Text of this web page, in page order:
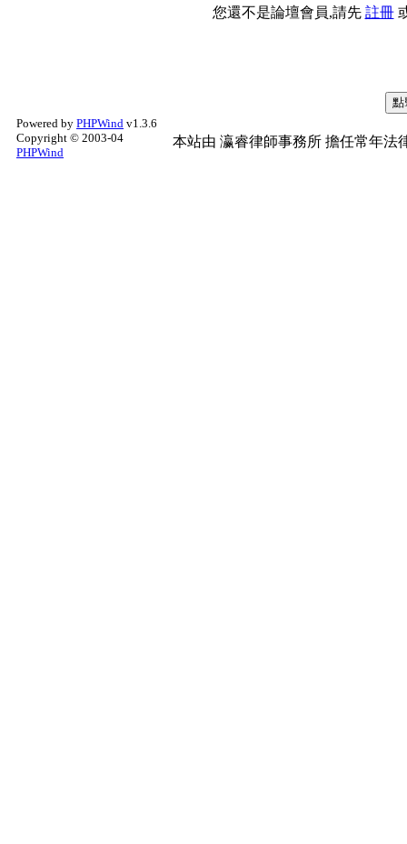
您還不是論壇會員,請先 註冊
Powered by PHPWind v1.3.6
Copyright © 2003-04
PHPWind
本站由 瀛睿律師事務所 擔任常年法